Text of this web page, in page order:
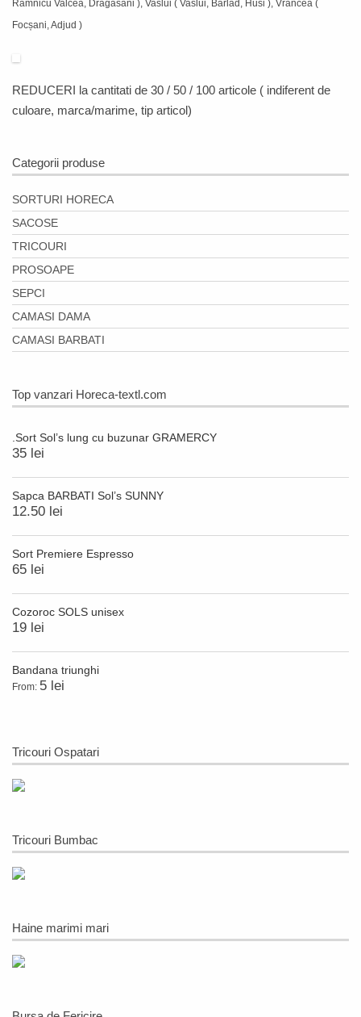
Ramnicu Valcea, Dragasani ), Vaslui ( Vaslui, Barlad, Husi ), Vrancea (
Focșani, Adjud )
REDUCERI la cantitati de 30 / 50 / 100 articole ( indiferent de
culoare, marca/marime, tip articol)
Categorii produse
SORTURI HORECA
SACOSE
TRICOURI
PROSOAPE
SEPCI
CAMASI DAMA
CAMASI BARBATI
Top vanzari Horeca-textl.com
.Sort Sol’s lung cu buzunar GRAMERCY
35 lei
Sapca BARBATI Sol’s SUNNY
12.50 lei
Sort Premiere Espresso
65 lei
Cozoroc SOLS unisex
19 lei
Bandana triunghi
From: 5 lei
Tricouri Ospatari
Tricouri Bumbac
Haine marimi mari